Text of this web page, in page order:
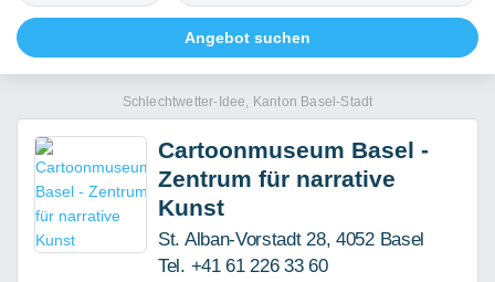
Schlechtwetter-Idee, Kanton Basel-Stadt
Cartoonmuseum Basel -
Zentrum für narrative
Kunst
St. Alban-Vorstadt 28, 4052 Basel
Tel. +41 61 226 33 60